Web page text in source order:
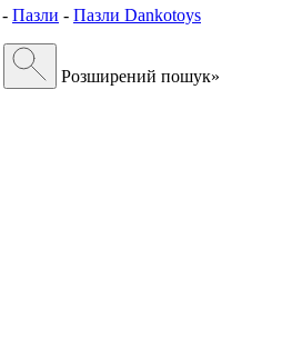
- Пазли - Пазли Dankotoys
Розширений пошук»